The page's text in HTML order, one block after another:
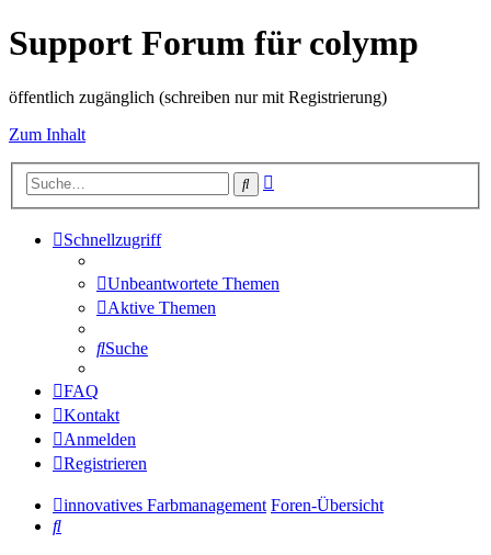
Support Forum für colymp
öffentlich zugänglich (schreiben nur mit Registrierung)
Zum Inhalt
Suche
Schnellzugriff
Unbeantwortete Themen
Aktive Themen
Suche
FAQ
Kontakt
Anmelden
Registrieren
innovatives Farbmanagement Foren-Übersicht
Suche